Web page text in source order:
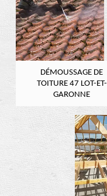
DÉMOUSSAGE DE
TOITURE 47 LOT-ET-
GARONNE